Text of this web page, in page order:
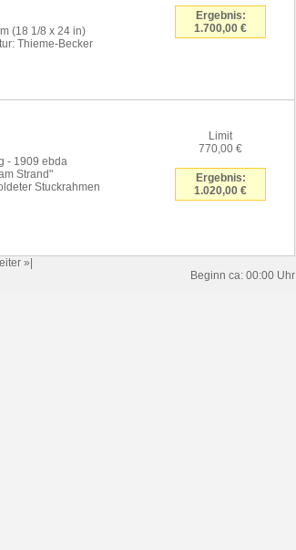
(18 1/8 x 24 in)
Thieme-Becker
Ergebnis:
1.700,00 €
- 1909 ebda
Strand"
Stuckrahmen
Limit
770,00 €
Ergebnis:
1.020,00 €
»|
Beginn ca: 00:00 Uhr